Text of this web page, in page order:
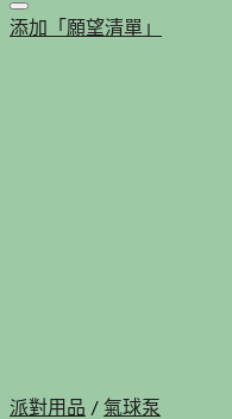
添加「願望清單」
派對用品 / 氣球泵